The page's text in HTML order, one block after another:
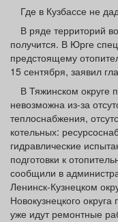
Где в Кузбассе не
В ряде территорий
получится. В Юрге
предстоящему
15 сентября, заявил
В Тяжинском округе
невозможна из‑за
теплоснабжения,
котельных:
гидравлические
подготовки к
сообщили в
Ленинск‑Кузнецком
Новокузнецкого
уже идут ремонтные